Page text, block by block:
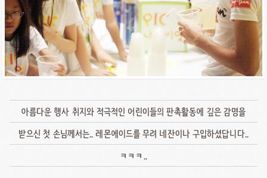
아름다운 행사 취지와 적극적인 어린이들의 판촉활동에 깊은 감명을
받으신 첫 손님께서는.. 레몬에이드를 무려 네잔이나 구입하셨답니다..
ㅋㅋㅋ..